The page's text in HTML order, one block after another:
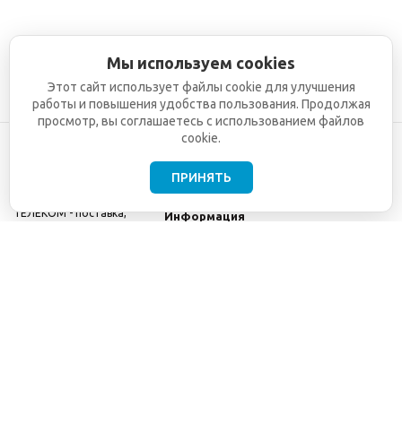
ТЕЛЕКОМ - поставка,
Информация
Мы используем cookies
Этот сайт использует файлы cookie для улучшения
работы и повышения удобства пользования. Продолжая
просмотр, вы соглашаетесь с использованием файлов
cookie.
ПРИНЯТЬ